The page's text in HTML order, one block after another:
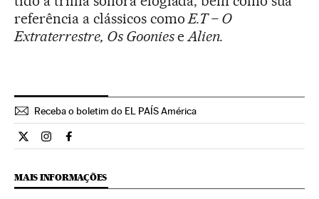
referência a clássicos comoE.T – O
Extraterrestre, Os GoonieseAlien.
Receba o boletim do EL PAÍS América
Estilo El País Brasil en Twitter
Estilo El País Brasil en Instagram
Estilo El País Brasil en Facebook
MAIS INFORMAÇÕES